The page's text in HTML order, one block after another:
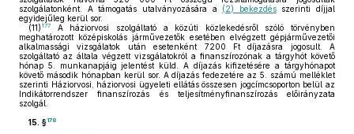
szolgálatonként. A támogatás utalványozására a (2) bekezdésszerinti díjjal
egyidejűleg kerül sor.
(11) 177
A háziorvosi szolgáltató a közúti közlekedésről szóló törvényben
meghatározott középiskolás járművezetők esetében elvégzett gépjárművezetői
alkalmassági vizsgálatok után esetenként 7200 Ft díjazásra jogosult. A
szolgáltató az általa végzett vizsgálatokról a finanszírozónak a tárgyhót követő
hónap 5. munkanapjáig jelentést küld. A díjazás kifizetésére a tárgyhónapot
követő második hónapban kerül sor. A díjazás fedezetére az 5. számú melléklet
szerinti Háziorvosi, háziorvosi ügyeleti ellátás összesen jogcímcsoporton belül az
Indikátorrendszer finanszírozás és teljesítményfinanszírozás előirányzata
szolgál.
15. §178